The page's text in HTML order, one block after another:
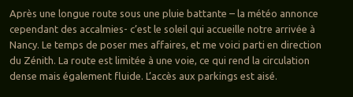
Après une longue route sous une pluie battante – la météo annonce
cependant des accalmies- c’est le soleil qui accueille notre arrivée à
Nancy. Le temps de poser mes affaires, et me voici parti en direction
du Zénith. La route est limitée à une voie, ce qui rend la circulation
dense mais également fluide. L’accès aux parkings est aisé.